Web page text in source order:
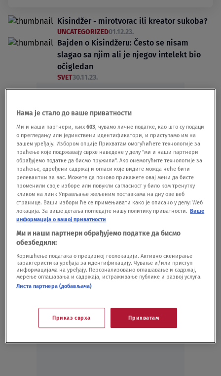
Kisindžer - mirotvorac ili kreator sukoba?
UNCATEGORIZED01.12.23.
Bajden o Kisindžeru: Često se nisam
slagao sa njim ali je njegov intelekt bio
očigledan
SVET30.11.23.
Oglas
Filmska životna priča čoveka koji je
oblikovao svet, posebno poglavlje ima
Jugoslavija
Vučić se oprostio od Henrija Kisindžera
POLITIKA 30.11.23.
"Svet hoda po ivici, NATO je pogrešio sa
Ukrajinom...": Kako je Henri Kisindžer
Zelenskog
SVET30.11.23.
Нама је стало до ваше приватности
Ми и наши партнери, њих603, чувамо личне податке, као што су подаци
о прегледању или јединствени идентификатори, и приступамо им на
вашем уређају. Избором опције Прихватам омогућићете технологије за
праћење које подржавају сврхе наведене у делу "ми и наши партнери
обрађујемо податке да бисмо пружили". Ако онемогућите технологије за
праћење, одређени садржај и огласи које видите можда неће бити
релевантни за вас. Можете да поново прикажете овај мени да бисте
променили своје изборе или повукли сагласност у било ком тренутку
кликом на линк Управљање жељеним поставкама на дну ове веб
странице. Ваши избори ће се примењивати како је описано у делу: Wеб
локација. За више детаља погледајте нашу политику приватности. Више
информација о вашој приватности
Ми и наши партнери обрађујемо податке да бисмо
обезбедили:
Коришћење података о прецизној геолокацији. Активно скенирање
карактеристика уређаја за идентификацију. Чување и/или приступ
информацијама на уређају. Персонализовано оглашавање и садржај,
мерење оглашавања и садржаја, истраживање публике и развој услуга.
Листа партнера (добављача)
Приказ сврха Прихватам